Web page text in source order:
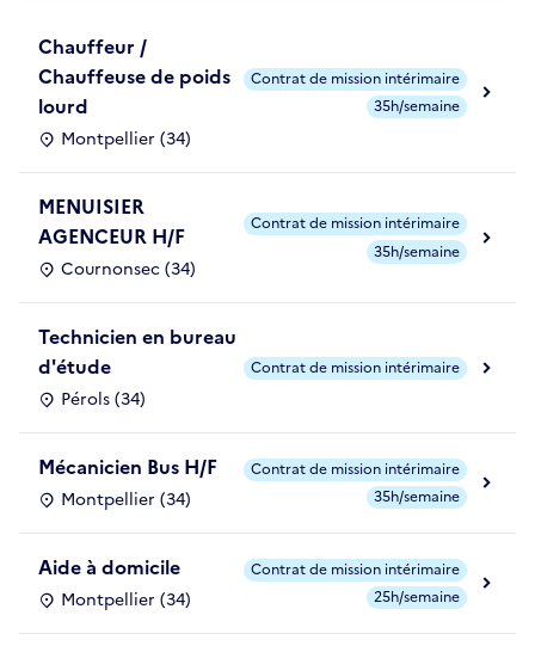
Chauffeur /
Chauffeuse de poids
lourd
Montpellier (34)
Contrat de mission intérimaire
35h/semaine
MENUISIER
AGENCEUR H/F
Cournonsec (34)
Contrat de mission intérimaire
35h/semaine
Technicien en bureau
d'étude
Pérols (34)
Contrat de mission intérimaire
Mécanicien Bus H/F
Montpellier (34)
Contrat de mission intérimaire
35h/semaine
Aide à domicile
Montpellier (34)
Contrat de mission intérimaire
25h/semaine